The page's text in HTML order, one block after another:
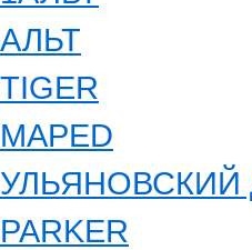
АЛЬТ
TIGER
MAPED
PARKER